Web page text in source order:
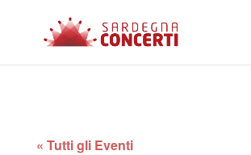
« Tutti gli Eventi